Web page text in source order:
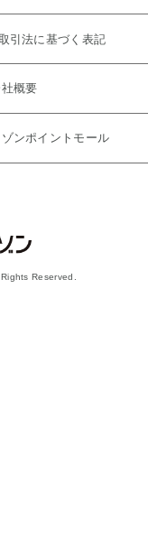
引法に基づく表記
概要
ンポイントモール
Reserved.